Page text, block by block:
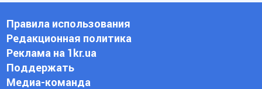
Правила использования
Редакционная политика
Реклама на 1kr.ua
Поддержать
Медиа-команда